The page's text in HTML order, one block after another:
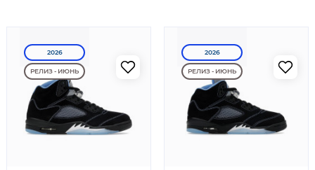
2026
РЕЛИЗ - ИЮНЬ
2026
РЕЛИЗ - ИЮНЬ